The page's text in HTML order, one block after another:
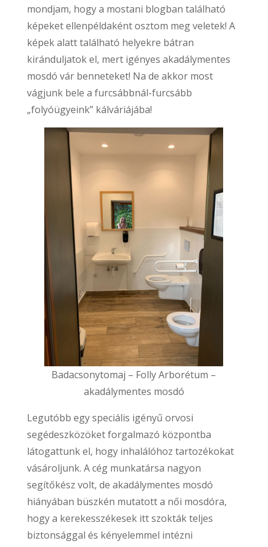
mondjam, hogy a mostani blogban található
képeket ellenpéldaként osztom meg veletek! A
képek alatt található helyekre bátran
kiránduljatok el, mert igényes akadálymentes
mosdó vár benneteket! Na de akkor most
vágjunk bele a furcsábbnál-furcsább
„folyóügyeink” kálváriájába!
Badacsonytomaj – Folly Arborétum –
akadálymentes mosdó
Legutóbb egy speciális igényű orvosi
segédeszközöket forgalmazó központba
látogattunk el, hogy inhalálóhoz tartozékokat
vásároljunk. A cég munkatársa nagyon
segítőkész volt, de akadálymentes mosdó
hiányában büszkén mutatott a női mosdóra,
hogy a kerekesszékesek itt szokták teljes
biztonsággal és kényelemmel intézni